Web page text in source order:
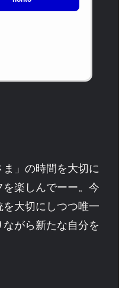
」の時間を大切に
楽しんでーー。今
大切にしつつ唯一
がら新たな自分を